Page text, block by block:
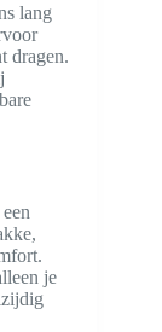
lang
dragen.
je